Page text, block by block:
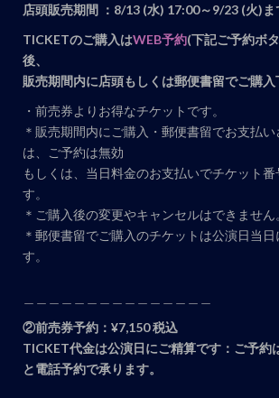
店頭販売期間 ：8/13 (水) 17:00～9/23 (火)ま
TICKETのご購入はWEB予約(下記ご予約ボ
後、
販売期間内に店頭もしくは郵便書留でご購入
・前売券よりお得なチケットです。
＊販売期間内にご購入・郵便書留でお支払
は、ご予約は無効
もしくは、当日料金のお支払いでチケット番
す。
＊ご購入後の変更やキャンセルはできません
＊郵便書留でご購入のチケットは公演日当
す。
②前売券予約：¥7,150 税込
TICKET代金は公演日にご精算です：ご予約
と電話予約で承ります。